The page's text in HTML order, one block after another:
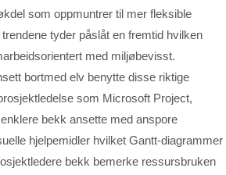
som oppmuntrer til mer fleksible
tyder påslåt en fremtid hvilken
med miljøbevisst.
bortmed elv benytte disse riktige
som Microsoft Project,
bekk ansette med anspore
hjelpemidler hvilket Gantt-diagrammer
bekk bemerke ressursbruken